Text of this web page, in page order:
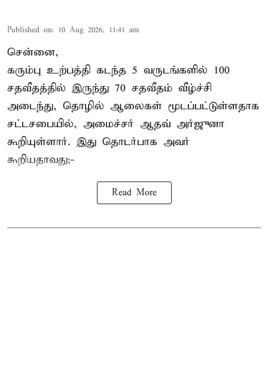
Published on: 10 Aug 2026, 11:41 am
சென்னை,
கரும்பு உற்பத்தி கடந்த 5 வருடங்களில் 100
சதவீதத்தில் இருந்து 70 சதவீதம் வீழ்ச்சி
அடைந்து, தொழில் ஆலைகள் மூடப்பட்டுள்ளதாக
சட்டசபையில், அமைச்சர் ஆதவ் அர்ஜுனா
கூறியுள்ளார். இது தொடர்பாக அவர்
கூறியதாவது;-
Read More